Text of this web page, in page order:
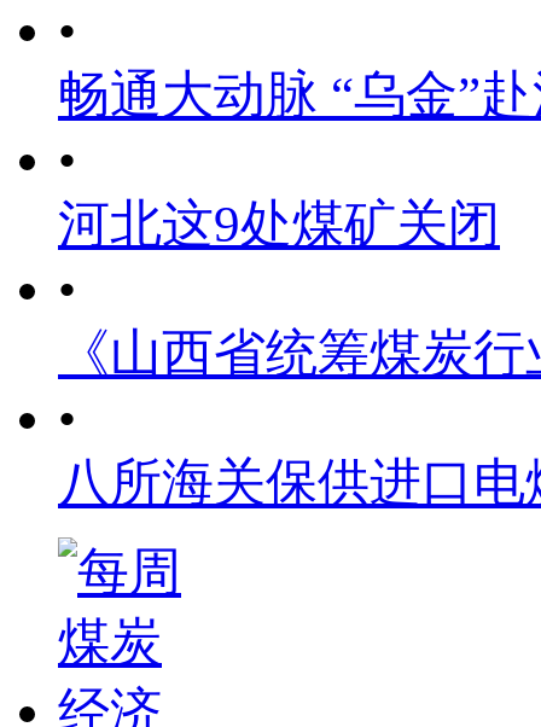
•
畅通大动脉 “乌金”
•
河北这9处煤矿关闭
•
《山西省统筹煤炭
•
八所海关保供进口